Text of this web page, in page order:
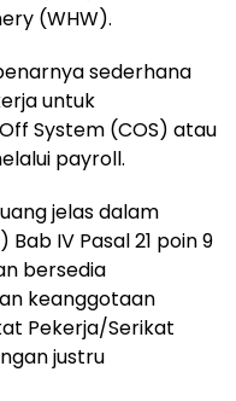
(WHW).
sederhana
untuk
System (COS) atau
payroll.
jelas dalam
IV Pasal 21 poin 9
bersedia
keanggotaan
Pekerja/Serikat
justru